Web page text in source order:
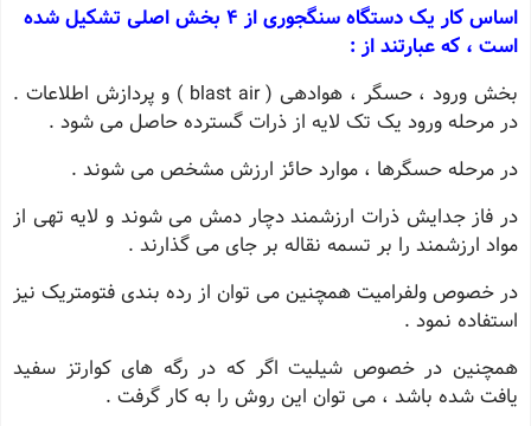
اساس کار یک دستگاه سنگجوری از 4 بخش اصلی تشکیل شده
است ، که عبارتند از :
بخش ورود ، حسگر ، هوادهی ( blast air ) و پردازش اطلاعات .
در مرحله ورود یک تک لایه از ذرات گسترده حاصل می شود .
در مرحله حسگرها ، موارد حائز ارزش مشخص می شوند .
در فاز جدایش ذرات ارزشمند دچار دمش می شوند و لایه تهی از
مواد ارزشمند را بر تسمه نقاله بر جای می گذارند .
در خصوص ولفرامیت همچنین می توان از رده بندی فتومتریک نیز
استفاده نمود .
همچنین در خصوص شیلیت اگر که در رگه های کوارتز سفید
یافت شده باشد ، می توان این روش را به کار گرفت .